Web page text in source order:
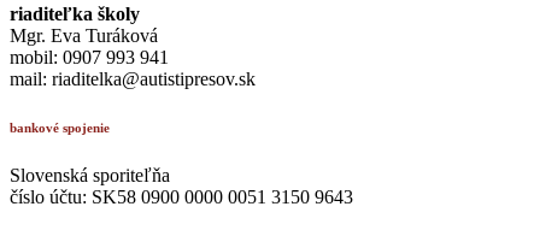
riaditeľka školy
Mgr. Eva Turáková
mobil: 0907 993 941
mail: riaditelka@autistipresov.sk
bankové spojenie
Slovenská sporiteľňa
číslo účtu: SK58 0900 0000 0051 3150 9643